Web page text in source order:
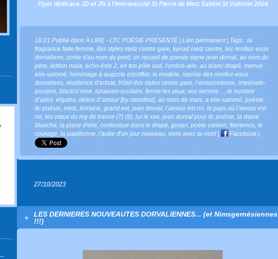
Flyer dédicace JD et JN à l'Intermarché St Pierre de Metz Sablon St Valentin 2024
18:21 Publié dans A LIRE - LTC POESIE PRESENTE Lien permanent| Tags : la
fragrance faite femme ibis styles metz centre gare kyriad metz centre les rendez-vous
dorvaliens sortie d'au nom du perd un recueil de poesie signe jean dorval au nom du
père édtion maia écho-ésie 2 en ton pôle sud l'ombre-aile au blanc-drapé menue
elie-salomé hommage à auguste escoffier, le modèle reprise des rendez-vous
dorvaliens résidence d'artiste hôtel ibis styles centre gare l’ensorceleuse impériale-
pourpre black’n’rose lunaison-oculaire ferme les yeux vos secrets…
le nombre
d’ailes eliyahu délice d’amour [by stendhal], au mois de mais a elie-salomé poésie
ltc poésie metz lorraine grand est, jean dorval l’amour est roi le pays où l’amour est
roi les vœux du roy de trance (7) (8) lui le xxe jean dorval pour ltc poésie la dame
blanche la place d'elie confondue dans le drapé gosan poète coréen flamenco le
courage la papillonne l'aube d'un jour nouveau vivre avec ta-mort| Facebook
27/10/2023
LES DERNIERES NOUVEAUTES DORVALIENNES... (et Nimsgernésiennes
!!!)